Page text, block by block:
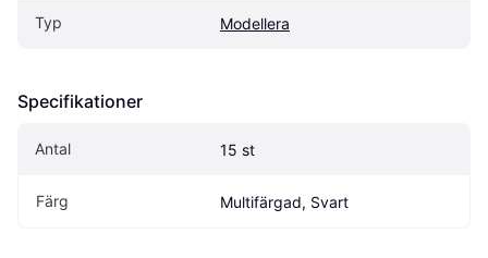
Typ Modellera
Specifikationer
Antal 15 st
Färg Multifärgad, Svart